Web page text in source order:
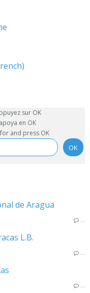
de Aragua
…
L.B.
…
…
sur OK
en OK
and press OK